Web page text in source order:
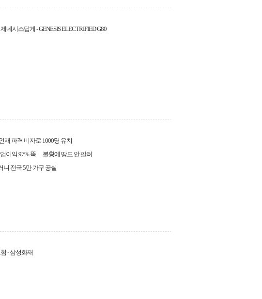
네시스답게 - GENESIS ELECTRIFIED G80
재 파격 비자로 1000명 유치
이익 97% 뚝… 불황에 땅도 안 팔려
전국 5만 가구 공실
- 삼성화재